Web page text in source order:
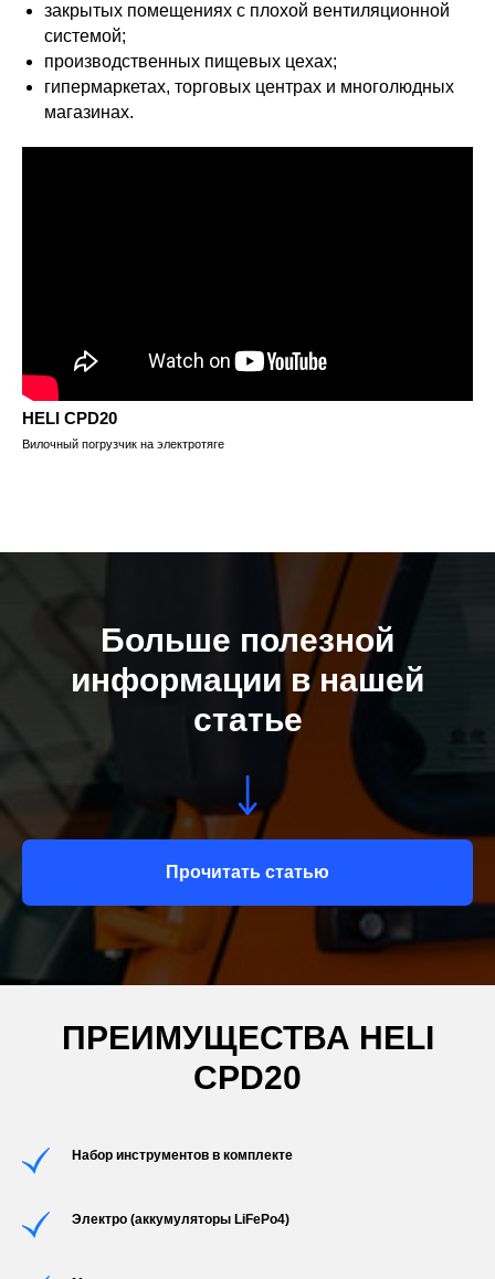
закрытых помещениях с плохой вентиляционной
системой;
производственных пищевых цехах;
гипермаркетах, торговых центрах и многолюдных
магазинах.
HELI CPD20
Вилочный погрузчик на электротяге
Больше полезной
информации в нашей
статье
Прочитать статью
ПРЕИМУЩЕСТВА HELI
CPD20
Набор инструментов в комплекте
Электро (аккумуляторы LiFePo4)